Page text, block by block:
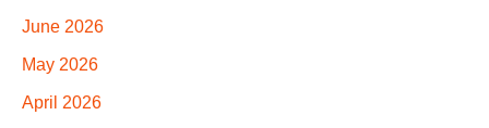
June 2026
May 2026
April 2026